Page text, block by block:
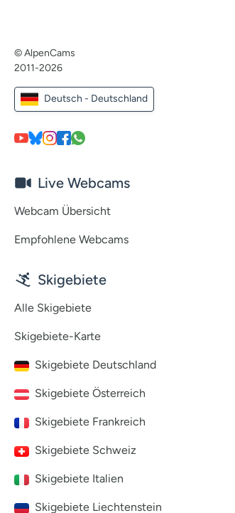
© AlpenCams
2011-2026
Deutsch - Deutschland
Live Webcams
Webcam Übersicht
Empfohlene Webcams
Skigebiete
Alle Skigebiete
Skigebiete-Karte
Skigebiete Deutschland
Skigebiete Österreich
Skigebiete Frankreich
Skigebiete Schweiz
Skigebiete Italien
Skigebiete Liechtenstein